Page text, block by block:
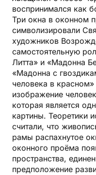
воспринимался как
Три окна в оконном
символизировали
художников
самостоятельную
Литта» и «Мадонна
«Мадонна с
человека в
изображение
которая является
картины. Теоретики
считали, что
рамы распахнутое
оконного проёма
пространства,
предположение